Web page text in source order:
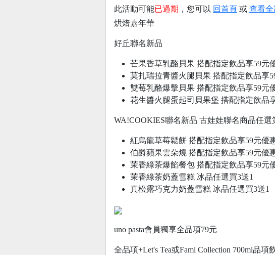
此活動可能已過期 ，您可以 回首頁 或 查看全
烘焙嘉年華
好丘聯名新品
芒果香草乳酪貝果 搭配指定飲品享59元
莫扎瑞拉青醬火腿貝果 搭配指定飲品享
雙莓乳酪爆擊貝果 搭配指定飲品享59元
花生醬火腿蛋起司貝果堡 搭配指定飲品
WA!COOKIES聯名新品 古娃娃聯名商品任選
紅烏龍草莓鬆餅 搭配指定飲品享59元優
伯爵蘋果雲朵燒 搭配指定飲品享59元優
茉香綠茶爆餡餐包 搭配指定飲品享59元
茉香綠茶奶蓋雪糕 冰品任選買3送1
真松露巧克力奶蓋雪糕 冰品任選買3送1
uno pasta會員獨享全品項79元
全品項+Let's Tea或Fami Collection 700ml品項